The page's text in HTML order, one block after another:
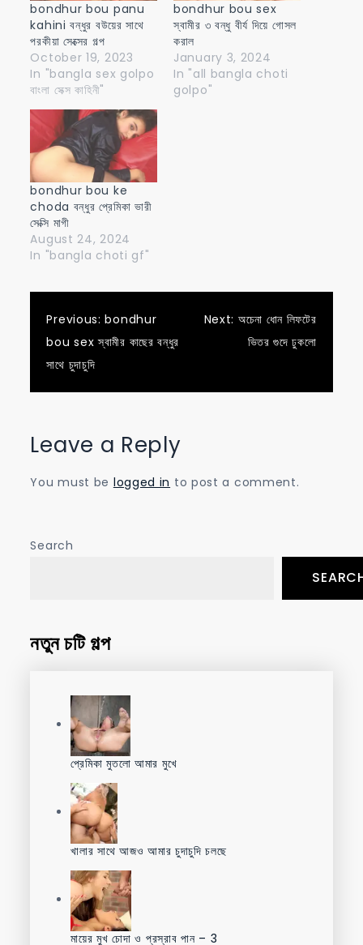
bondhur bou panu
kahini বন্ধুর বউয়ের সাথে
পরকীয়া সেক্সের গল্প
October 19, 2023
In "bangla sex golpo
বাংলা সেক্স কাহিনী"
bondhur bou sex
স্বামীর ৩ বন্ধু বীর্য দিয়ে গোসল
করাল
January 3, 2024
In "all bangla choti
golpo"
bondhur bou ke
choda বন্ধুর প্রেমিকা ভারী
সেক্সি মাগী
August 24, 2024
In "bangla choti gf"
Post
navigation
Previous: bondhur
bou sex স্বামীর কাছের বন্ধুর
সাথে চুদাচুদি
Next: অচেনা ধোন লিফটের
ভিতর গুদে ঢুকলো
Leave a Reply
You must be logged in to post a comment.
Search
নতুন চটি গল্প
প্রেমিকা মুতলো আমার মুখে
খালার সাথে আজও আমার চুদাচুদি চলছে
মায়ের মুখ চোদা ও প্রস্রাব পান – 3